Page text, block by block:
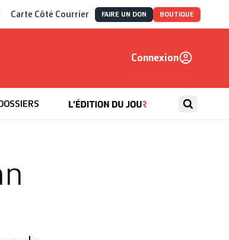
Carte Côté Courrier FAIRE UN DON BOUTIQUE
Connexion